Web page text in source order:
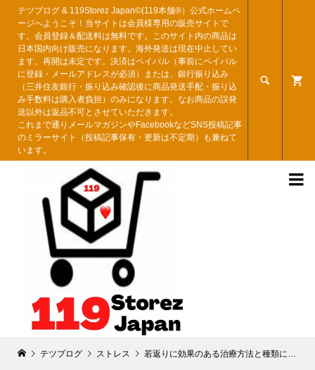
テツブログ & 119Storez Japan©︎(119本舗®︎）公式ホームペ
ージへようこそ！当サイトは会員様専用の販売サイトで
す。会員登録＆配送料は無料です。このサイト内の商品は
日本国内向け販売になります。海外発送は現在中止してい
ます。再開は未定です。決済はペイパル（事前にペイパル
に登録・メールアドレスが必須）または、銀行振り込み
（三井住友銀行・振り込み確認後に商品発送手配・振り込
み手数料は購入者負担）のみになります。なお商品の誤発
送以外は返品不可とさせていただきます。
これまで通りメールマガジンやFacebookなどSNS投稿記事
のミラーサイト（投稿記事保有・更新は不定期）も兼ねて
います。


テツブログ ストレス 若返りに効果のある治療方法と種類について